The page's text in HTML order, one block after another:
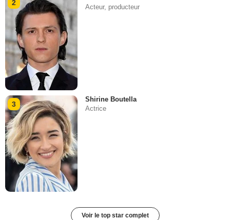
2
Acteur, producteur
3
Shirine Boutella
Actrice
Voir le top star complet